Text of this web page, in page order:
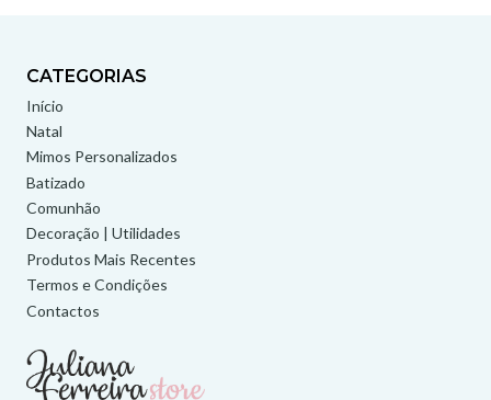
CATEGORIAS
Início
Natal
Mimos Personalizados
Batizado
Comunhão
Decoração | Utilidades
Produtos Mais Recentes
Termos e Condições
Contactos